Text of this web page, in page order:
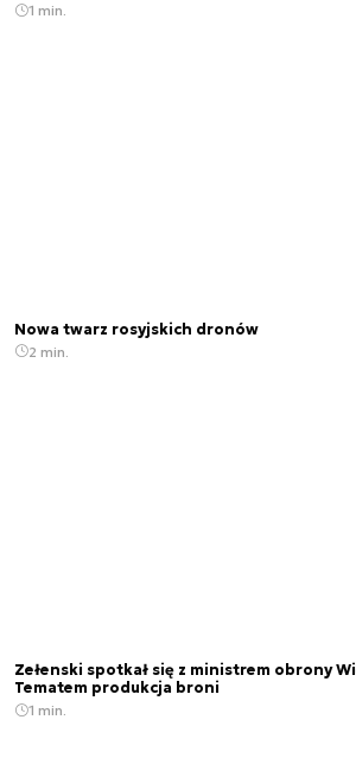
1 min.
Nowa twarz rosyjskich dronów
2 min.
Zełenski spotkał się z ministrem obrony
Tematem produkcja broni
1 min.